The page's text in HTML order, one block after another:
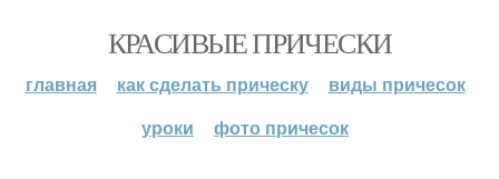
КРАСИВЫЕ ПРИЧЕСКИ
главная как сделать прическу
виды причесок
уроки
фото причесок